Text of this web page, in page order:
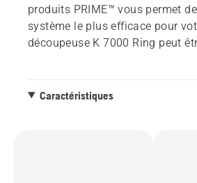
produits PRIME™ vous permet
système le plus efficace pour
découpeuse K 7000 Ring peut
système au fur et à mesure que
Caractéristiques